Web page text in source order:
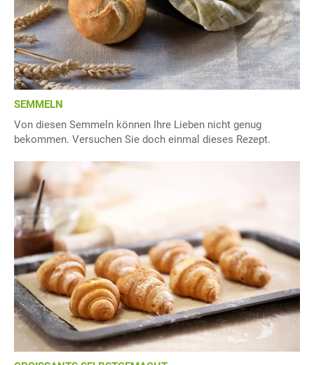
SEMMELN
Von diesen Semmeln können Ihre Lieben nicht genug
bekommen. Versuchen Sie doch einmal dieses Rezept.